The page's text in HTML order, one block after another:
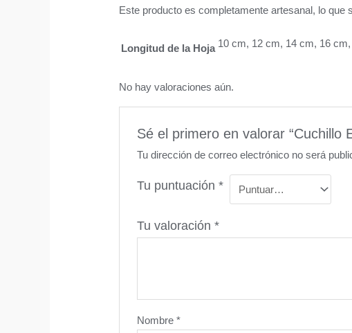
Este producto es completamente artesanal, lo
Longitud de la Hoja 10 cm, 12 cm, 14 cm, 16
No hay valoraciones aún.
Sé el primero en valorar “Cuchillo
Tu dirección de correo electrónico no será
Tu puntuación*
Tu valoración*
Nombre*